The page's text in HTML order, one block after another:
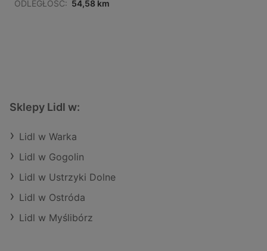
ODLEGŁOŚĆ: 54,58 km
Sklepy Lidl w:
Lidl w Warka
Lidl w Gogolin
Lidl w Ustrzyki Dolne
Lidl w Ostróda
Lidl w Myślibórz